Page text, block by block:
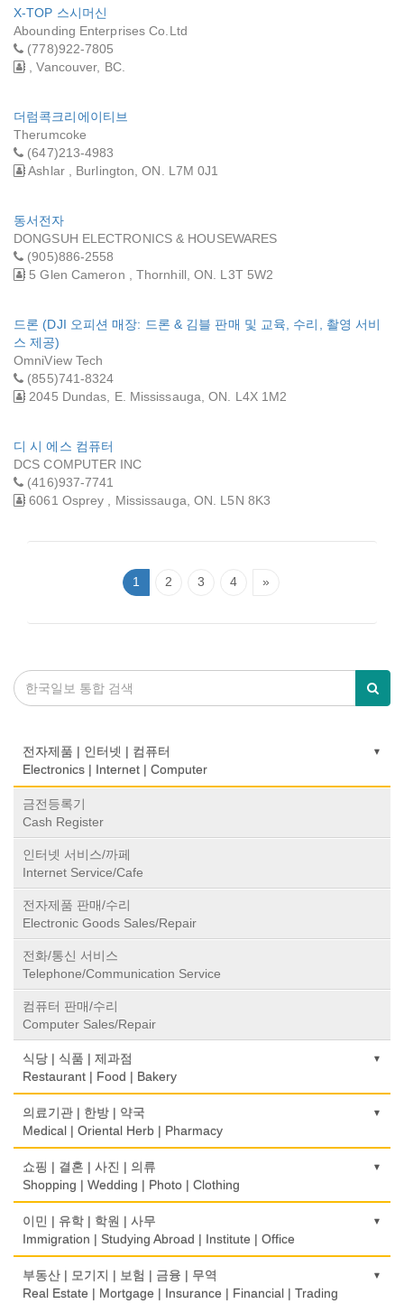
X-TOP 스시머신
Abounding Enterprises Co.Ltd
(778)922-7805
, Vancouver, BC.
더럼콕크리에이티브
Therumcoke
(647)213-4983
Ashlar , Burlington, ON. L7M 0J1
동서전자
DONGSUH ELECTRONICS & HOUSEWARES
(905)886-2558
5 Glen Cameron , Thornhill, ON. L3T 5W2
드론 (DJI 오피션 매장: 드론 & 김블 판매 및 교육, 수리, 촬영 서비
스 제공)
OmniView Tech
(855)741-8324
2045 Dundas, E. Mississauga, ON. L4X 1M2
디 시 에스 컴퓨터
DCS COMPUTER INC
(416)937-7741
6061 Osprey , Mississauga, ON. L5N 8K3
1 2 3 4 »
전자제품 | 인터넷 | 컴퓨터
Electronics | Internet | Computer
금전등록기
Cash Register
인터넷 서비스/까페
Internet Service/Cafe
전자제품 판매/수리
Electronic Goods Sales/Repair
전화/통신 서비스
Telephone/Communication Service
컴퓨터 판매/수리
Computer Sales/Repair
식당 | 식품 | 제과점
Restaurant | Food | Bakery
농장
Farm
떡집/방앗간
Rice Cake
Fish Market
Restaurant
의료기관 | 한방 | 약국
Medical | Oriental Herb | Pharmacy
의사-검안의
Optometrist
보청기
Hearing Aid
Bidet
쇼핑 | 결혼 | 사진 | 의류
Shopping | Wedding | Photo | Clothing
한복집
Korean Costume
유리/거울/액자
Glass/Mirror/Frame
이민 | 유학 | 학원 | 사무
Immigration | Studying Abroad | Institute | Office
이민/유학
Immigration/Studying Abroad
부동산 | 모기지 | 보험 | 금융 | 무역
Real Estate | Mortgage | Insurance | Financial | Trading